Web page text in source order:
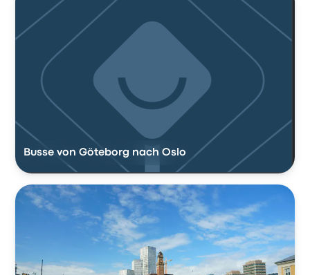
Busse von Göteborg nach Oslo